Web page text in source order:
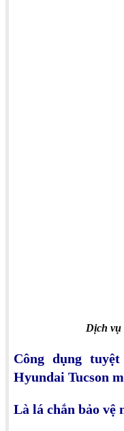
Dịch vụ
Công dụng
Hyundai Tucson
Là lá chắn bảo vệ